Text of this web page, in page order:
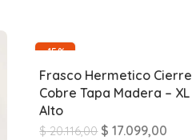
-15%
Frasco Hermetico Cierre
Cobre Tapa Madera – XL
Alto
$20.116,00 $ 17.099,00